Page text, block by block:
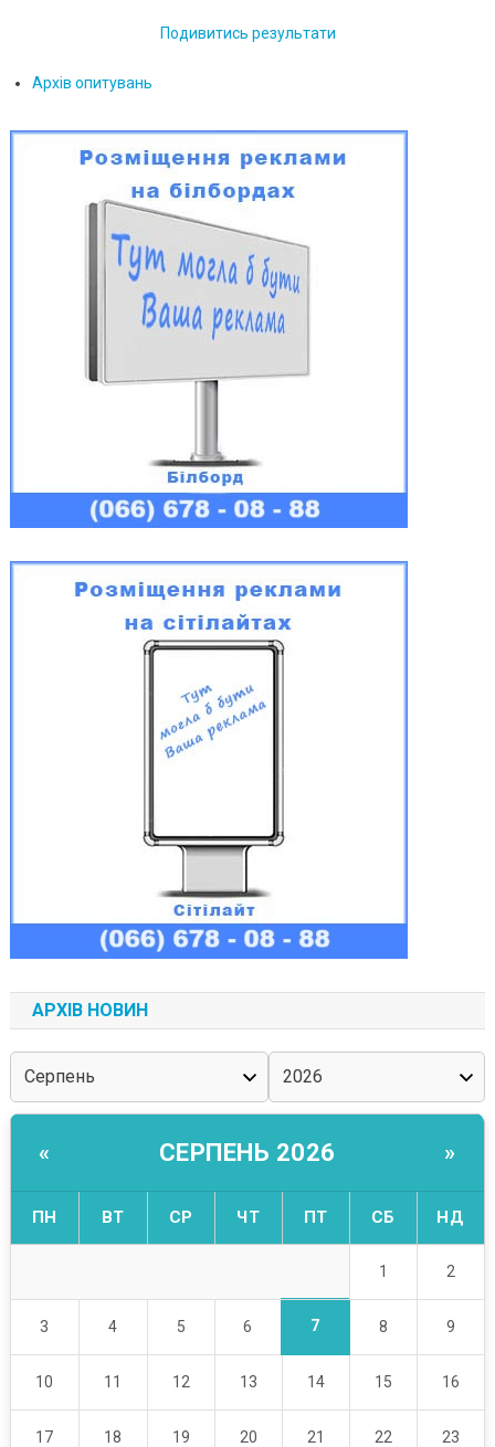
Подивитись результати
Архів опитувань
АРХІВ НОВИН
« СЕРПЕНЬ 2026 »
ПН ВТ СР ЧТ ПТ СБ НД
1 2
3 4 5 6 7 8 9
10 11 12 13 14 15 16
17 18 19 20 21 22 23